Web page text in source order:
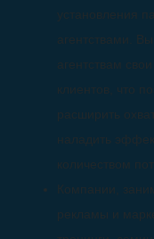
установления
агентствами.
агентствам
клиентов, что
расширить
наладить
количеством
Компании,
рекламы и